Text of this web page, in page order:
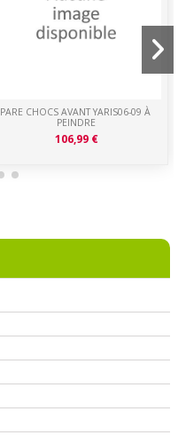
PARE CHOCS AVANT YARIS06-09 À
PEINDRE
106,99 €